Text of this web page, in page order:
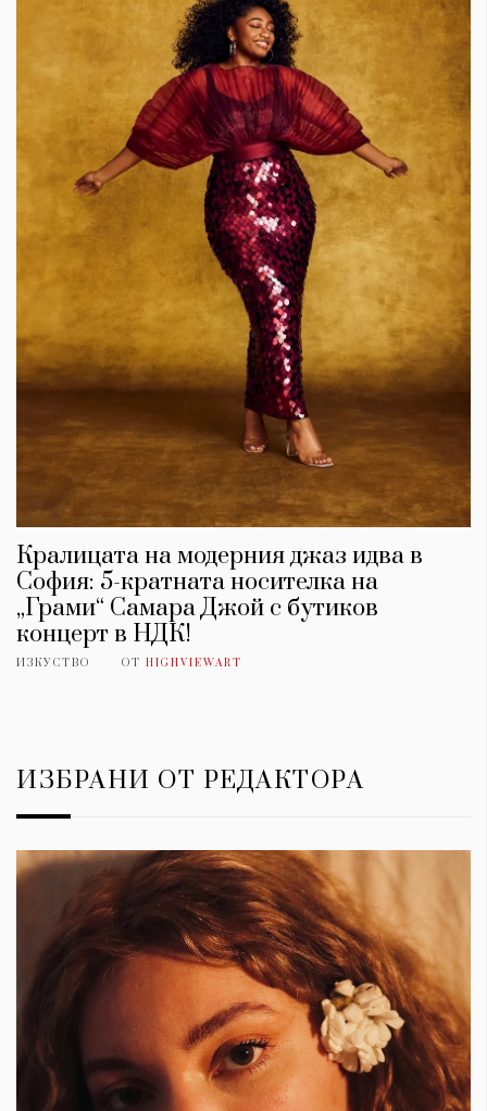
Кралицата на модерния джаз идва в
София: 5-кратната носителка на
„Грами“ Самара Джой с бутиков
концерт в НДК!
ИЗКУСТВО ОТ HIGHVIEWART
ИЗБРАНИ ОТ РЕДАКТОРА